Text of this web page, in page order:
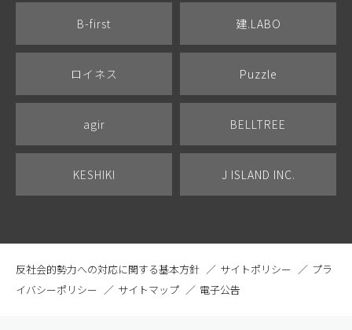
B-first 建.LABO
ロイネス Puzzle
agir BELLTREE
KESHIKI J ISLAND INC.
反社会的勢力への対応に関する基本方針 サイトポリシー
プラ
イバシーポリシー
サイトマップ 電子公告